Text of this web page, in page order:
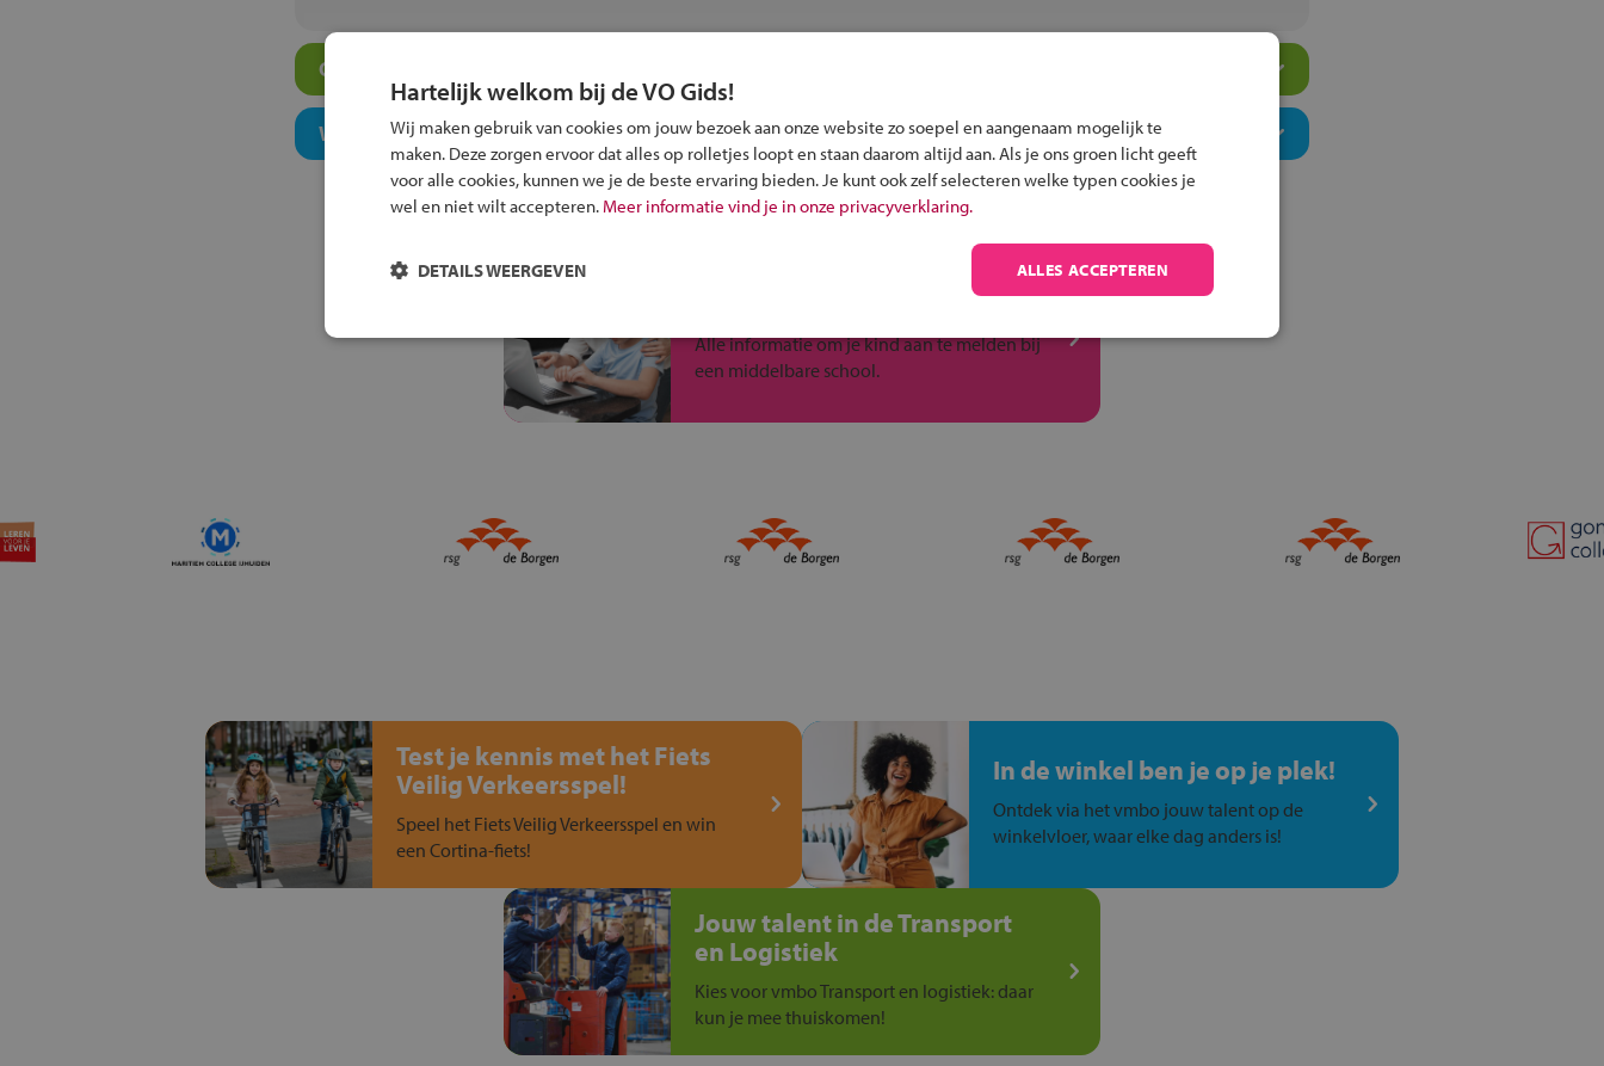
Overige algemeen onderwijs-scholen in jouw regio
Welk niveau past bij jou?
Alle informatie om je kind aan te melden bij
een middelbare school.
Test je kennis met het Fiets
Veilig Verkeersspel!
Speel het Fiets Veilig Verkeersspel en win
een Cortina-fiets!
In de winkel ben je op je plek!
Ontdek via het vmbo jouw talent op de
winkelvloer, waar elke dag anders is!
Jouw talent in de Transport
en Logistiek
Kies voor vmbo Transport en logistiek: daar
kun je mee thuiskomen!
Hartelijk welkom bij de VO Gids!
Wij maken gebruik van cookies om jouw bezoek aan onze website zo soepel en aangenaam mogelijk te
maken. Deze zorgen ervoor dat alles op rolletjes loopt en staan daarom altijd aan. Als je ons groen licht geeft
voor alle cookies, kunnen we je de beste ervaring bieden. Je kunt ook zelf selecteren welke typen cookies je
wel en niet wilt accepteren. Meer informatie vind je in onze privacyverklaring.
ALLES ACCEPTEREN
DETAILS WEERGEVEN